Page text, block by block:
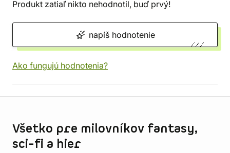
Produkt zatiaľ nikto nehodnotil, buď prvý!
napíš hodnotenie
Ako fungujú hodnotenia?
Všetko pre milovníkov fantasy,
sci-fi a hier